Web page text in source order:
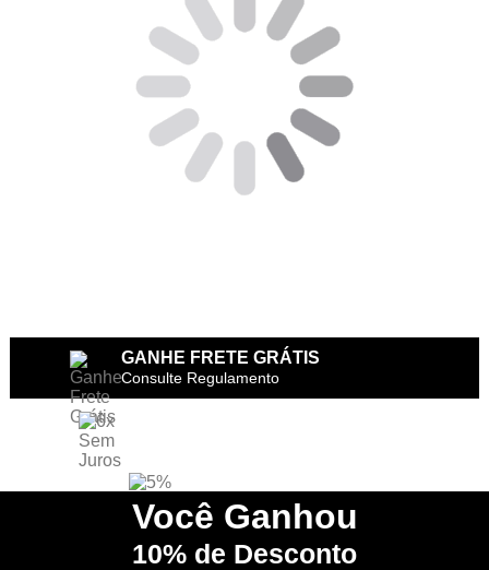
GANHE FRETE GRÁTIS
Consulte Regulamento
5% DESCONTO no PIX
PRIMEIRA TROCA Grátis
Você Ganhou
10% de Desconto